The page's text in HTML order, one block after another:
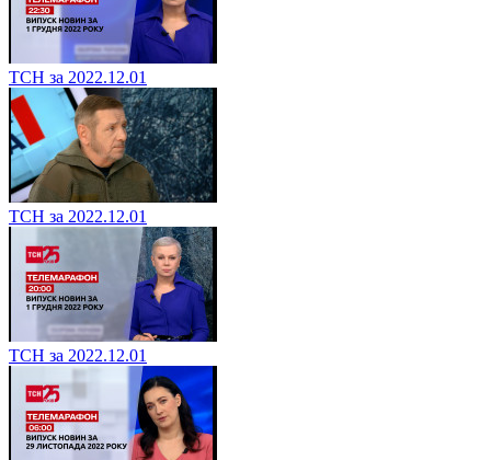
ТСН за 2022.12.01
ТСН за 2022.12.01
ТСН за 2022.12.01